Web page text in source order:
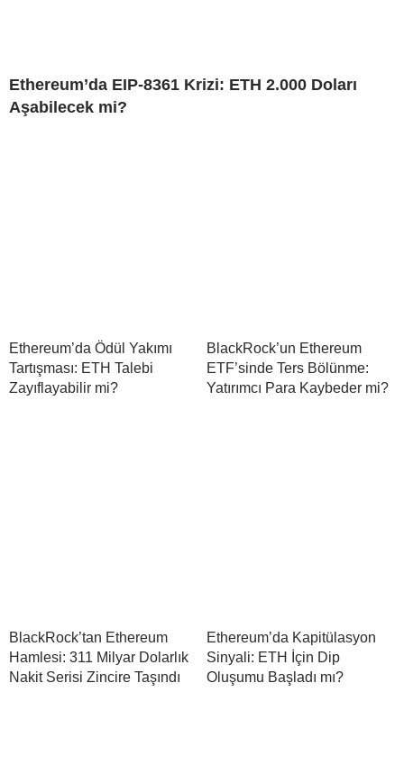
Ethereum’da EIP-8361 Krizi: ETH 2.000 Doları
Aşabilecek mi?
Ethereum’da Ödül Yakımı
Tartışması: ETH Talebi
Zayıflayabilir mi?
BlackRock’un Ethereum
ETF’sinde Ters Bölünme:
Yatırımcı Para Kaybeder mi?
BlackRock’tan Ethereum
Hamlesi: 311 Milyar Dolarlık
Nakit Serisi Zincire Taşındı
Ethereum’da Kapitülasyon
Sinyali: ETH İçin Dip
Oluşumu Başladı mı?